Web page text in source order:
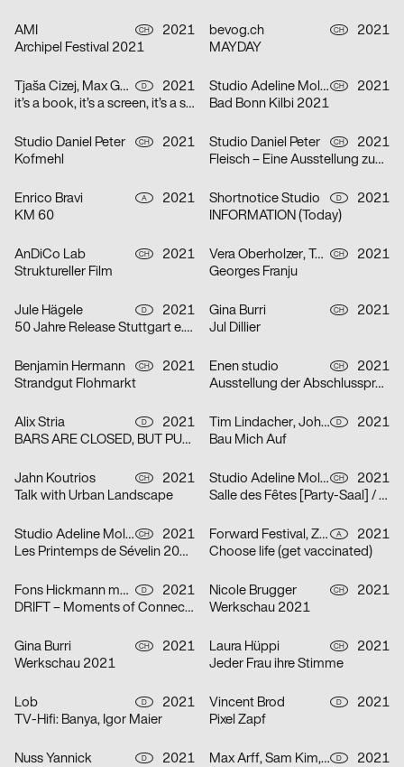
AMI CH
2021
Archipel Festival 2021
bevog.ch CH
2021
MAYDAY
Tjaša Cizej, Max Gültig, Laura Hähnel, Basil Haug D
2021
it’s a book, it’s a screen, it’s a space in between
Studio Adeline Mollard, Coboi CH
2021
Bad Bonn Kilbi 2021
Studio Daniel Peter CH
2021
Kofmehl
Studio Daniel Peter CH
2021
Fleisch – Eine Ausstellung zum Innenleben
Enrico Bravi A
2021
KM 60
Shortnotice Studio D
2021
INFORMATION (Today)
AnDiCo Lab CH
2021
Struktureller Film
Vera Oberholzer, Tonja Wüthrich CH
2021
Georges Franju
Jule Hägele D
2021
50 Jahre Release Stuttgart e. V.
Gina Burri CH
2021
Jul Dillier
Benjamin Hermann CH
2021
Strandgut Flohmarkt
Enen studio CH
2021
Ausstellung der Abschlussprojekte 2021 HEAD
Alix Stria D
2021
BARS ARE CLOSED, BUT PUB IS OPEN! [Bars sind geschlossen, doch PUB ist geöfffnet!]
Tim Lindacher, Johannes Schreiner D
2021
Bau Mich Auf
Jahn Koutrios CH
2021
Talk with Urban Landscape
Studio Adeline Mollard CH
2021
Salle des Fêtes [Party-Saal] / Orphelins [Waisen]
Studio Adeline Mollard CH
2021
Les Printemps de Sévelin 2021 [Sévelin-Frühling 2021]
Forward Festival, ZWUPP, Maša Stanic A
2021
Choose life (get vaccinated)
Fons Hickmann m23 D
2021
DRIFT – Moments of Connection
Nicole Brugger CH
2021
Werkschau 2021
Gina Burri CH
2021
Werkschau 2021
Laura Hüppi CH
2021
Jeder Frau ihre Stimme
Lob D
2021
TV-Hifi: Banya, Igor Maier
Vincent Brod D
2021
Pixel Zapf
Nuss Yannick D
2021
Max Arff, Sam Kim, Dokho Shin D
2021